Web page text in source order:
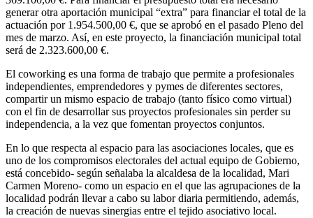
generar otra aportación municipal “extra” para financiar el total de la
actuación por 1.954.500,00 €, que se aprobó en el pasado Pleno del
mes de marzo. Así, en este proyecto, la financiación municipal total
será de 2.323.600,00 €.
El coworking es una forma de trabajo que permite a profesionales
independientes, emprendedores y pymes de diferentes sectores,
compartir un mismo espacio de trabajo (tanto físico como virtual)
con el fin de desarrollar sus proyectos profesionales sin perder su
independencia, a la vez que fomentan proyectos conjuntos.
En lo que respecta al espacio para las asociaciones locales, que es
uno de los compromisos electorales del actual equipo de Gobierno,
está concebido- según señalaba la alcaldesa de la localidad, Mari
Carmen Moreno- como un espacio en el que las agrupaciones de la
localidad podrán llevar a cabo su labor diaria permitiendo, además,
la creación de nuevas sinergias entre el tejido asociativo local.